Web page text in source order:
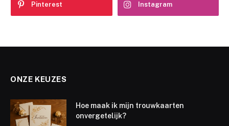
Pinterest Instagram
ONZE KEUZES
Hoe maak ik mijn trouwkaarten
onvergetelijk?